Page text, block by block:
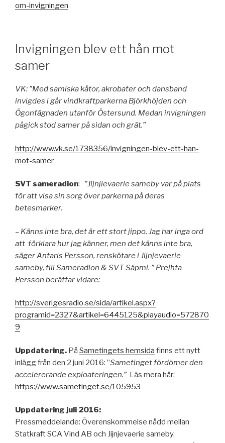
om-invigningen
Invigningen blev ett hån mot
samer
VK: ”Med samiska kåtor, akrobater och dansband
invigdes i går vindkraftparkerna Björkhöjden och
Ögonfägnaden utanför Östersund. Medan invigningen
pågick stod samer på sidan och grät.”
http://www.vk.se/1738356/invigningen-blev-ett-han-
mot-samer
SVT sameradion:
”Jijnjievaerie sameby var på plats
för att visa sin sorg över parkerna på deras
betesmarker.
– Känns inte bra, det är ett stort jippo. Jag har inga ord
att förklara hur jag känner, men det känns inte bra,
säger Antaris Persson, renskötare i Jijnjevaerie
sameby, till Sameradion & SVT Sápmi. ” Prejhta
Persson berättar vidare:
http://sverigesradio.se/sida/artikel.aspx?
programid=2327&artikel=6445125&playaudio=572870
9
Uppdatering. På Sametingets hemsida finns ett nytt
inlägg från den 2 juni 2016: ”Sametinget fördömer den
accelererande exploateringen.” Läs mera här:
https://www.sametinget.se/105953
Uppdatering juli 2016:
Pressmeddelande: Överenskommelse nådd mellan
Statkraft SCA Vind AB och Jijnjevaerie sameby.